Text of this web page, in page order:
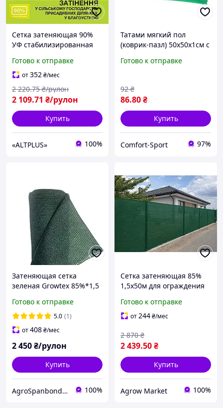
Сетка затеняющая 90%
УФ стабилизированная
для забора и навеса
Готово к отправке
от352₴/мес
2 109.71 ₴/рулон
2 220.75 ₴/рулон
Купить
«ALTPLUS» 100%
Татами мягкий пол
(коврик-пазл) 50х50х1см с
тиснения)
Готово к отправке
86.80₴
92 ₴
Купить
Comfort-Sport 97%
Затеняющая сетка
зеленая Growtex 85%*1,5
Готово к отправке
5.0 (1)
от408₴/мес
2 450₴/рулон
Купить
AgroSpanbond-Market 100%
Сетка затеняющая 85%
1,5х50м для ограждения
Готово к отправке
от244₴/мес
2 439.50₴
2 870 ₴
Купить
Agrow Market 100%